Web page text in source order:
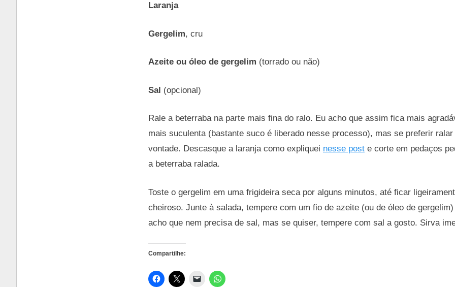
Laranja
Gergelim, cru
Azeite ou óleo de gergelim (torrado ou não)
Sal (opcional)
Rale a beterraba na parte mais fina do ralo. Eu acho que assim fica mais
mais suculenta (bastante suco é liberado nesse processo), mas se preferir
vontade. Descasque a laranja como expliquei nesse post e corte em pedaços
a beterraba ralada.
Toste o gergelim em uma frigideira seca por alguns minutos, até ficar
cheiroso. Junte à salada, tempere com um fio de azeite (ou de óleo de
acho que nem precisa de sal, mas se quiser, tempere com sal a gosto. Sirva
Compartilhe: